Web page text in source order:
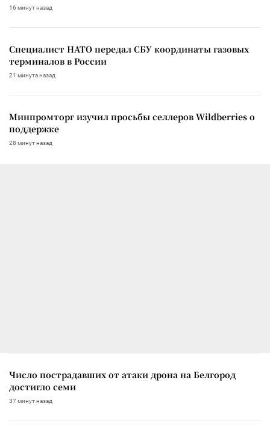
16 минут назад
Специалист НАТО передал СБУ координаты газовых
терминалов в России
21 минута назад
Минпромторг изучил просьбы селлеров Wildberries о
поддержке
28 минут назад
Число пострадавших от атаки дрона на Белгород
достигло семи
37 минут назад